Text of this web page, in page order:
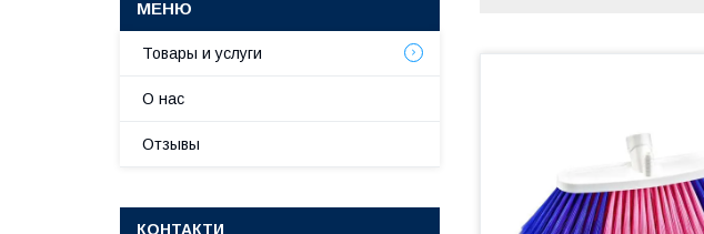
Товары и услуги
О нас
Отзывы
КОНТАКТИ